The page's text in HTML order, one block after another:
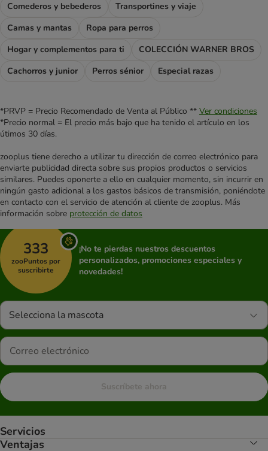
Comederos y bebederos
Transportines y viaje
Camas y mantas
Ropa para perros
Hogar y complementos para ti
COLECCIÓN WARNER BROS
Cachorros y junior
Perros sénior Especial razas
*PRVP = Precio Recomendado de Venta al Público ** Ver condiciones
*Precio normal = El precio más bajo que ha tenido el artículo en los
útimos 30 días.
zooplus tiene derecho a utilizar tu dirección de correo electrónico para
enviarte publicidad directa sobre sus propios productos o servicios
similares. Puedes oponerte a ello en cualquier momento, sin incurrir en
ningún gasto adicional a los gastos básicos de transmisión, poniéndote
en contacto con el servicio de atención al cliente de zooplus. Más
información sobre protección de datos
333
zooPuntos por
suscribirte
¡No te pierdas nuestros descuentos
personalizados, promociones especiales y
novedades!
Selecciona la mascota
Suscríbete ahora
Servicios
Ventajas